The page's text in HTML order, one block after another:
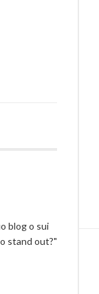
blog o sui
stand out?"